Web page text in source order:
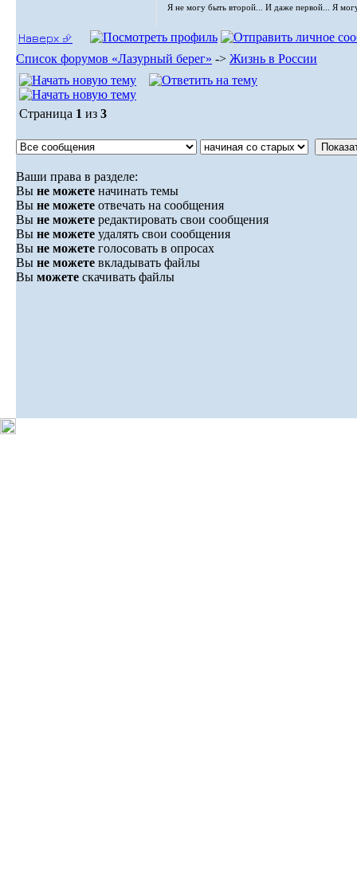
Я не могу быть второй... И даже первой... Я
Наверх ⮵
Список форумов «Лазурный берег» -> Жизнь в России
Страница 1 из 3
Ваши права в разделе:
Вы не можете начинать темы
Вы не можете отвечать на сообщения
Вы не можете редактировать свои сообщения
Вы не можете удалять свои сообщения
Вы не можете голосовать в опросах
Вы не можете вкладывать файлы
Вы можете скачивать файлы